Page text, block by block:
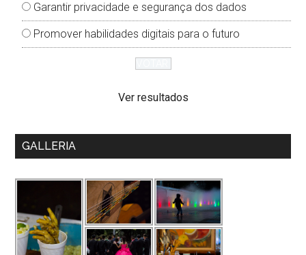
Garantir privacidade e segurança dos dados
Promover habilidades digitais para o futuro
Ver resultados
GALLERIA